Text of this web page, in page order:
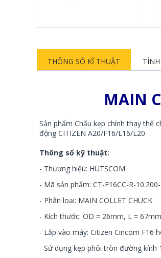
THÔNG SỐ KĨ THUẬT
MAIN
Sản phẩm Chấu kẹp chính thay thế
động CITIZEN A20/F16/L16/L20
Thông số kỹ thuật:
- Thương hiệu: HUTSCOM
- Mã sản phẩm: CT-F16CC-R-
- Phân loại: MAIN COLLET CHUCK
- Kích thước: OD = 26mm, L =
- Lắp vào máy: Citizen Cincom F16
- Sử dụng kẹp phôi tròn đường kính